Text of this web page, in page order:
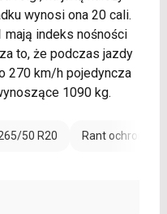
wynosi ona 20 cali.
mają indeks nośności
to, że podczas jazdy
270 km/h pojedyncza
1090 kg.
50 R20 Rant ochronny